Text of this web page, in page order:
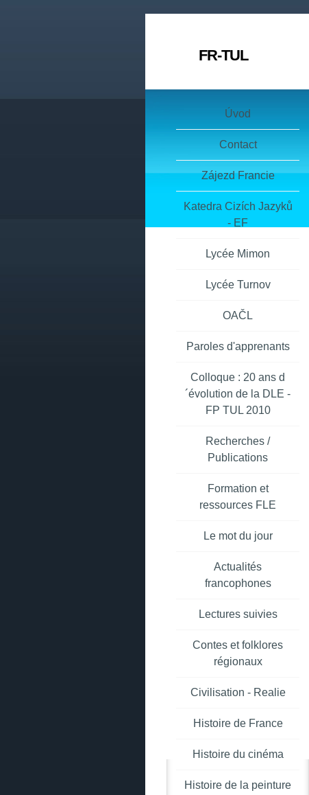
FR-TUL
Úvod
Contact
Zájezd Francie
Katedra Cizích Jazyků
- EF
Lycée Mimon
Lycée Turnov
OAČL
Paroles d'apprenants
Colloque : 20 ans d
´évolution de la DLE -
FP TUL 2010
Recherches /
Publications
Formation et
ressources FLE
Le mot du jour
Actualités
francophones
Lectures suivies
Contes et folklores
régionaux
Civilisation - Realie
Histoire de France
Histoire du cinéma
Histoire de la peinture